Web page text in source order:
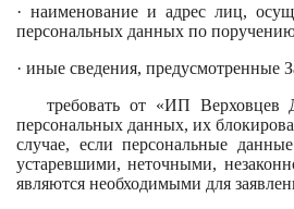
· наименование и адрес лиц,
персональных данных по
· иные сведения, предусмотренные
требовать от «ИП Верховцев
персональных данных, их
случае, если персональные
устаревшими, неточными,
являются необходимыми для